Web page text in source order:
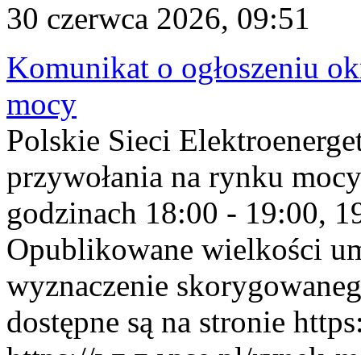
30 czerwca 2026, 09:51
Komunikat o ogłoszeniu
mocy
Polskie Sieci
przywołania na rynku
godzinach 18:00 - 19:00,
Opublikowane wielkości
wyznaczenie
dostępne są na stronie